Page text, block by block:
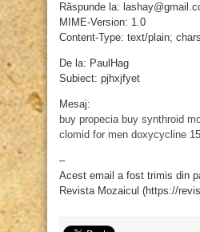
Răspunde la:
MIME-Version: 1.0
Content-Type: text/plain;
De la: PaulHag
Subiect: pjhxjfyet
Mesaj:
buy propecia buy synthroid
clomid for men doxycycline
–
Acest email a fost trimis din
Revista Mozaicul (https://